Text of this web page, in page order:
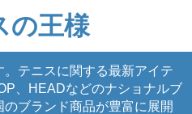
の王様
テニスに関する最新アイテ
、HEADなどのナショナルブ
ブランド商品が豊富に展開